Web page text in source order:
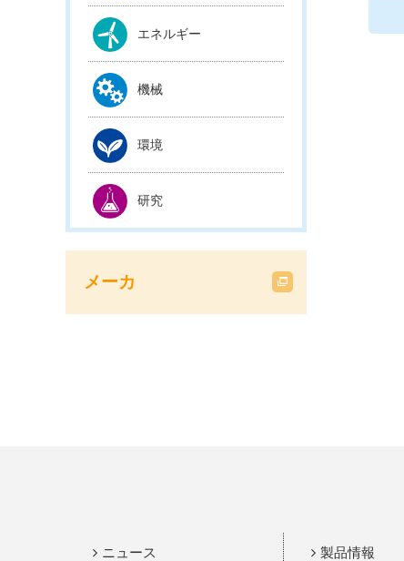
エネルギー
機械
環境
研究
メーカ
ニュース 製品情報